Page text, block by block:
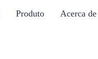
Produto Acerca